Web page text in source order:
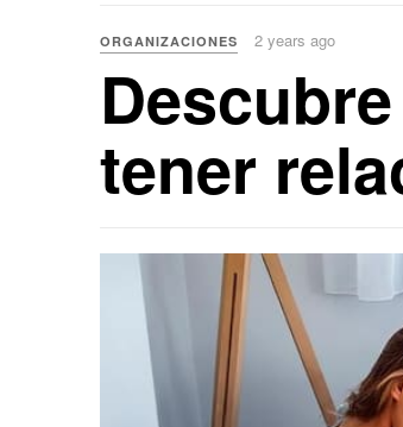
ORGANIZACIONES 2 years ago
tener